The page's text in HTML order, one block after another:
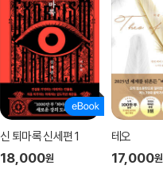
신 퇴마록 신세편 1
18,000원
테오
17,000원